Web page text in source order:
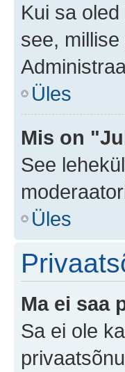
Kui sa
see,
Üles
Mis on
See
Üles
Ma ei saa
Sa ei ole